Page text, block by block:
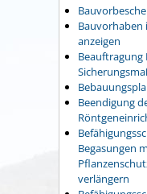
Bauvorhaben
anzeigen
Beendigung
Begasungen
verlängern